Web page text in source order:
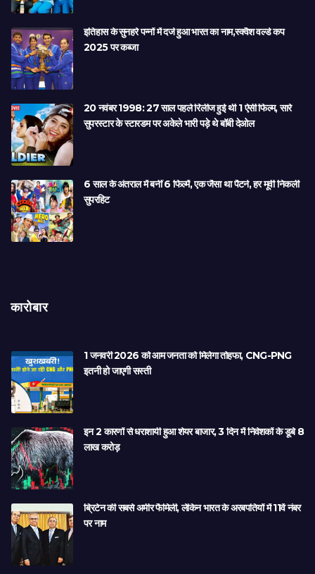
इतिहास के सुनहरे पन्नों में दर्ज हुआ भारत का नाम,स्क्वैश वर्ल्ड कप
2025 पर कब्जा
20 नवंबर 1998: 27 साल पहले रिलीज हुई थी 1 ऐसी फिल्म, सारे
सुपरस्टार के स्टारडम पर अकेले भारी पड़े थे बॉबी देओल
6 साल के अंतराल में बनीं 6 फिल्में, एक जैसा था पैटर्न, हर मूवी निकली
सुपरहिट
कारोबार
1 जनवरी 2026 को आम जनता को मिलेगा तोहफा, CNG-PNG
इतनी हो जाएगी सस्ती
इन 2 कारणों से धराशायी हुआ शेयर बाजार, 3 दिन में निवेशकों के डूबे 8
लाख करोड़
ब्रिटेन की सबसे अमीर फैमिली, लेकिन भारत के अरबपतियों में 11वें नंबर
पर नाम